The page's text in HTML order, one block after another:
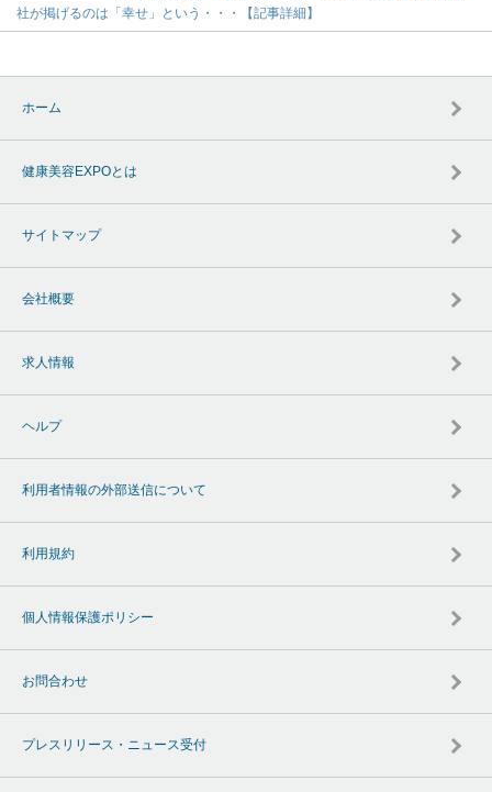
社が掲げるのは「幸せ」という・・・【記事詳細】
ホーム
健康美容EXPOとは
サイトマップ
会社概要
求人情報
ヘルプ
利用者情報の外部送信について
利用規約
個人情報保護ポリシー
お問合わせ
プレスリリース・ニュース受付